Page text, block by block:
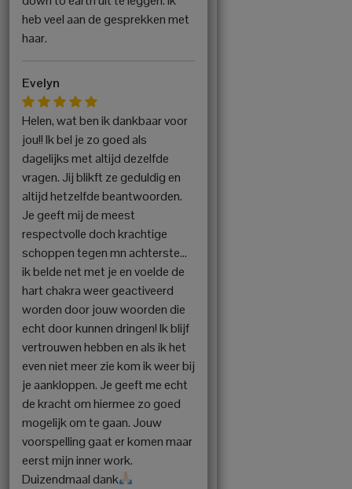
heb veel aan de gesprekken met
haar.
Evelyn
Helen, wat ben ik dankbaar voor
jou!! Ik bel je zo goed als
dagelijks met altijd dezelfde
vragen. Jij blikft ze geduldig en
altijd hetzelfde beantwoorden.
Je geeft mij de meest
respectvolle doch krachtige
schoppen tegen mn achterste…
ik belde net met je en voelde de
hart chakra weer geactiveerd
worden door jouw woorden die
echt door kunnen dringen! Ik blijf
vertrouwen hebben en als ik het
even niet meer zie kom ik weer bij
je aankloppen. Je geeft me echt
de kracht om hiermee zo goed
mogelijk om te gaan. Jouw
voorspelling gaat er komen maar
eerst mijn inner work.
Duizendmaal dank